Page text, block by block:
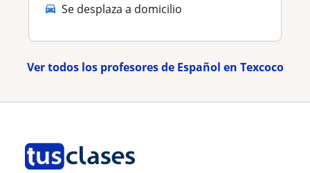
Se desplaza a domicilio
Ver todos los profesores de Español en Texcoco